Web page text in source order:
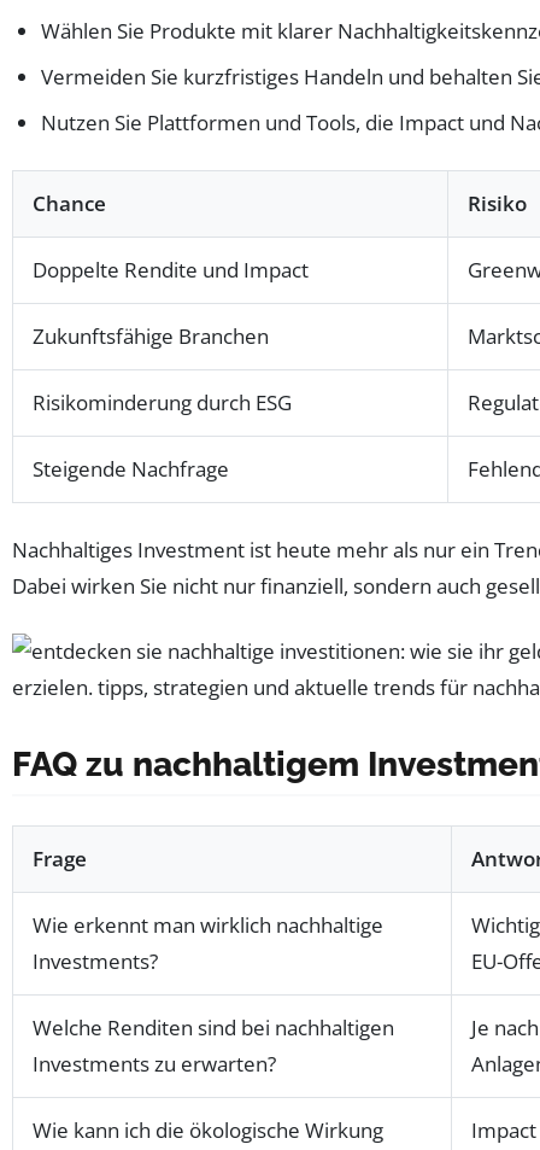
Wählen Sie Produkte mit klarer
Vermeiden Sie kurzfristiges Handeln und behalten
Nutzen Sie Plattformen und Tools, die Impact und
Chance Risiko
Doppelte Rendite und Impact
Zukunftsfähige Branchen
Risikominderung durch ESG
Steigende Nachfrage
Nachhaltiges Investment ist heute mehr als nur ein
Dabei wirken Sie nicht nur finanziell, sondern auch
FAQ zu nachhaltigem
Frage
Wie erkennt man wirklich nachhaltige
Investments?
EU-
Welche Renditen sind bei nachhaltigen
Investments zu erwarten?
Je
Wie kann ich die ökologische Wirkung